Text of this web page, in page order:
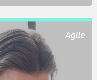
Agile